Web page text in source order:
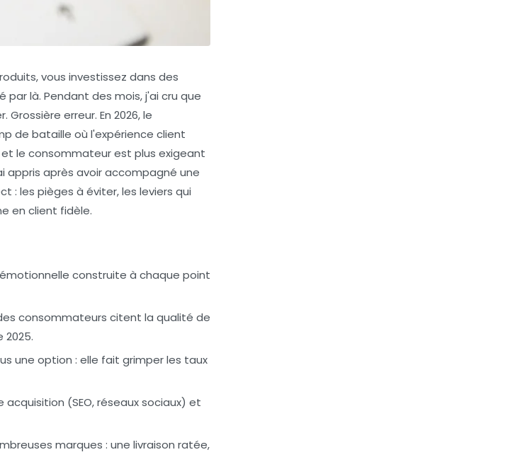
vous investissez dans des
là. Pendant des mois, j'ai cru que
erreur. En 2026, le
de bataille où l'expérience client
le consommateur est plus exigeant
appris après avoir accompagné une
: les pièges à éviter, les leviers qui
en client fidèle.
construite à chaque point
consommateurs citent la qualité de
une option : elle fait grimper les taux
(SEO, réseaux sociaux) et
marques : une livraison ratée,